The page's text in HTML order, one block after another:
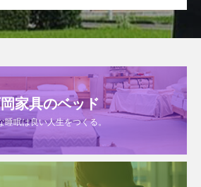
家具のベッド
睡眠は良い人生をつくる。